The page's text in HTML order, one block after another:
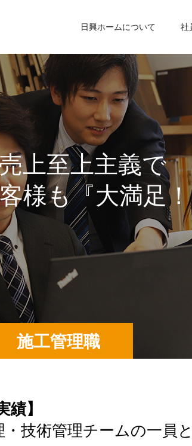
日興ホームについて 社
施工管理職
上至上主義で
様も『大満足！
】
技術管理チームの一員